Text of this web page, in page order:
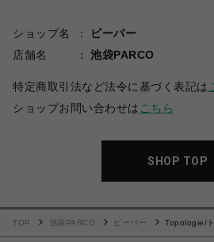
ショップ名
ビーバー
店舗名
池袋PARCO
特定商取引法など法令に基づく表記は
ショップお問い合わせは こちら
SHOP TOP
TOP 池袋PARCO ビーバー
Topologie/